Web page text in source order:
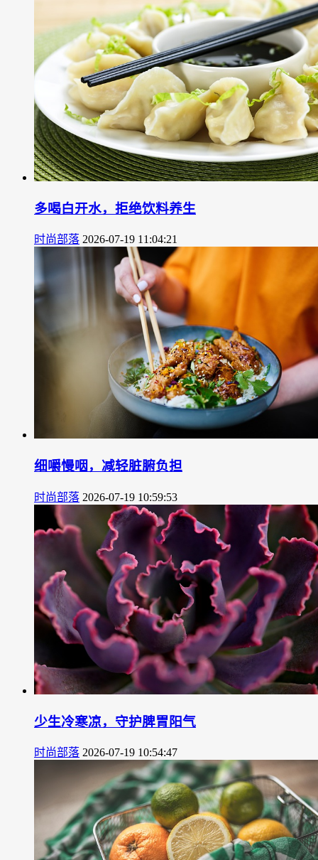
多喝白开水，拒绝饮料养生
时尚部落 2026-07-19 11:04:21
细嚼慢咽，减轻脏腑负担
时尚部落 2026-07-19 10:59:53
少生冷寒凉，守护脾胃阳气
时尚部落 2026-07-19 10:54:47